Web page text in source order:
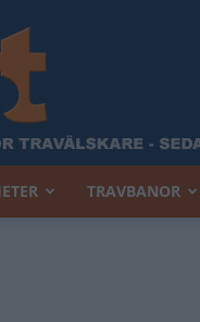
TRAVBANOR